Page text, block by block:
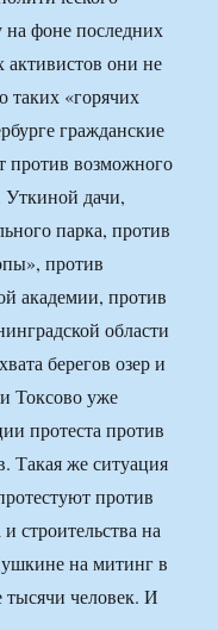
на фоне последних
активистов они не
таких «горячих
гражданские
против возможного
Уткиной дачи,
парка, против
против
академии, против
области
берегов озер и
Токсово уже
протеста против
Такая же ситуация
против
строительства на
на митинг в
тысячи человек. И